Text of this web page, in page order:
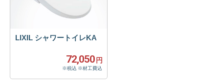
LIXIL シャワートイレKA
72,050 円
※税込 ※材工費込